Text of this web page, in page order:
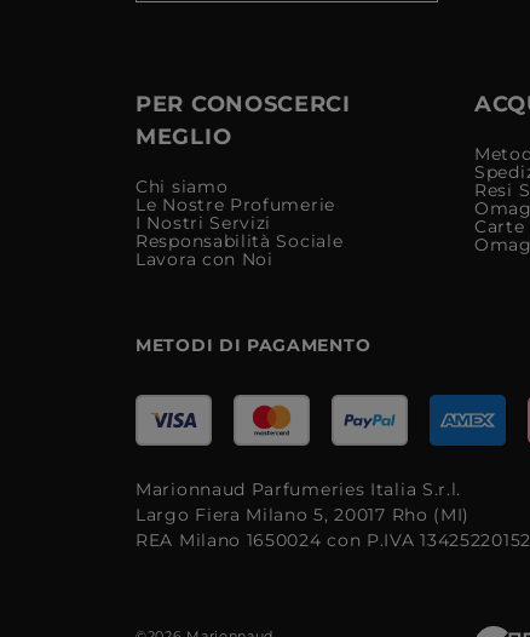
PER CONOSCERCI
MEGLIO
Chi siamo
Le Nostre Profumerie
I Nostri Servizi
Responsabilità Sociale
Lavora con Noi
Resi
Carte
METODI DI PAGAMENTO
Marionnaud Parfumeries Italia S.r.l.
Largo Fiera Milano 5, 20017 Rho (MI)
REA Milano 1650024 con P.IVA